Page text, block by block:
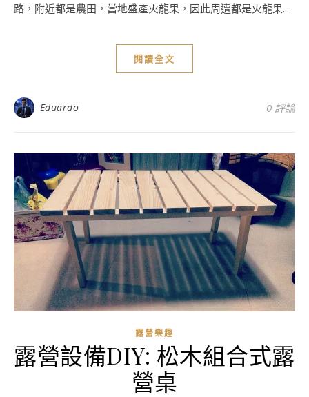
路，附近都是農田，當地盛產火龍果，因此周遭都是火龍果...
閱讀全文
Eduardo 0 評論
露營樂趣
露營設備DIY: 松木組合式露
營桌